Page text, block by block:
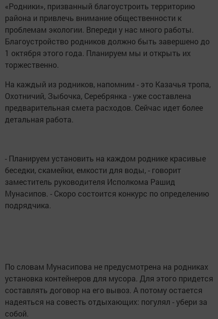
«Родники», призванный благоустроить территорию
района и привлечь внимание общественности к
проблемам экологии. Впереди у нас много работы.
Благоустройство родников должно быть завершено до
1 октября этого года. Планируем мы и открыть их
торжественно.
На каждый из родников, напомним - это Казачья тропа,
Охотничий, Зыбочка, Серебрянка - уже составлена
предварительная смета расходов. Сейчас идет более
детальная работа.
- Планируем установить на каждом роднике красивые
беседки, скамейки, емкости для воды, - говорит
заместитель руководителя Исполкома Рашид
Мунасипов. - Скоро состоится конкурс по определению
подрядчика.
По словам Мунасипова не предусмотрена на родниках
установка контейнеров для мусора. Для этого придется
составлять договор на его вывоз. А потому остается
надеяться на совесть отдыхающих: погулял - убери за
собой.